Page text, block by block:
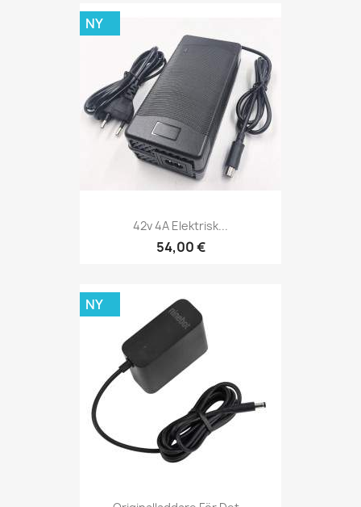
42v 4A Elektrisk...
54,00 €
NY
NY